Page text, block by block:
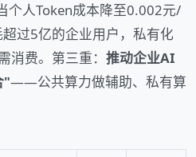
个人Token成本降至0.002元/
过5亿的企业用户，私有化
消费。第三重： 推动企业AI
"——公共算力做辅助、私有算